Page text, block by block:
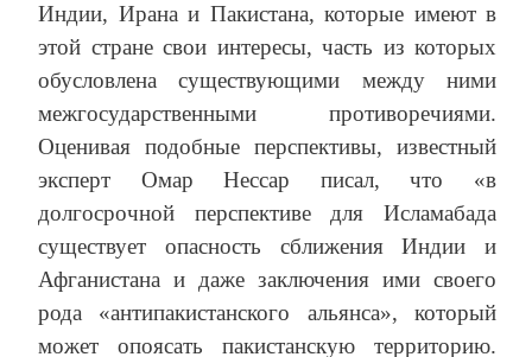
Индии, Ирана и Пакистана, которые имеют в
этой стране свои интересы, часть из которых
обусловлена существующими между ними
межгосударственными противоречиями.
Оценивая подобные перспективы, известный
эксперт Омар Нессар писал, что «в
долгосрочной перспективе для Исламабада
существует опасность сближения Индии и
Афганистана и даже заключения ими своего
рода «антипакистанского альянса», который
может опоясать пакистанскую территорию.